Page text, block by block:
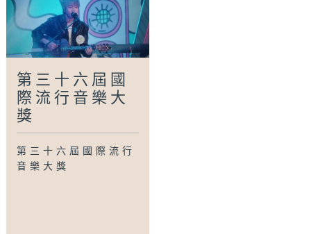
第三十六屆國
際流行音樂大
獎
第三十六屆國際流行
音樂大獎